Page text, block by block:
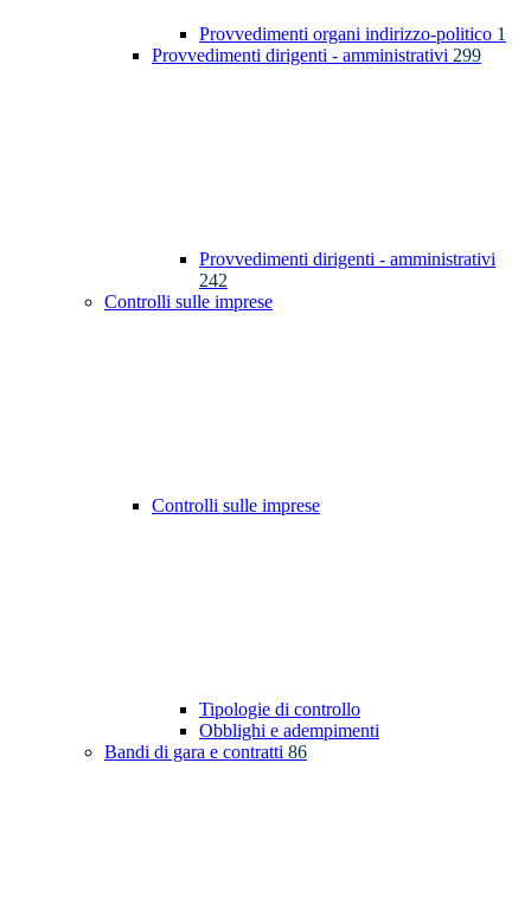
Provvedimenti organi indirizzo-politico 1
Provvedimenti dirigenti - amministrativi 299
Provvedimenti dirigenti - amministrativi
242
Controlli sulle imprese
Controlli sulle imprese
Tipologie di controllo
Obblighi e adempimenti
Bandi di gara e contratti 86